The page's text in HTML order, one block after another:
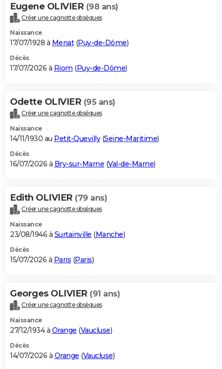
Eugene OLIVIER (98 ans)
Créer une cagnotte obsèques
Naissance
17/07/1928 à Menat(Puy-de-Dôme)
Décès
17/07/2026 à Riom (Puy-de-Dôme)
Odette OLIVIER (95 ans)
Créer une cagnotte obsèques
Naissance
14/11/1930 au Petit-Quevilly(Seine-Maritime)
Décès
16/07/2026 à Bry-sur-Marne (Val-de-Marne)
Edith OLIVIER (79 ans)
Créer une cagnotte obsèques
Naissance
23/08/1946 à Surtainville (Manche)
Décès
15/07/2026 à Paris (Paris)
Georges OLIVIER (91 ans)
Créer une cagnotte obsèques
Naissance
27/12/1934 à Orange (Vaucluse)
Décès
14/07/2026 à Orange (Vaucluse)